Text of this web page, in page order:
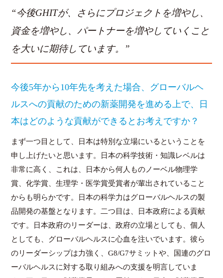
“今後GHITが、さらにプロジェクトを増やし、
資金を増やし、パートナーを増やしていくこと
を大いに期待しています。”
今後5年から10年先を考えた場合、グローバルヘ
ルスへの貢献のための新薬開発を進める上で、日
本はどのような貢献ができるとお考えですか？
まず一つ目として、日本は特別な立場にいるということを
申し上げたいと思います。日本の科学技術・知識レベルは
非常に高く、これは、日本から何人ものノーベル物理学
賞、化学賞、生理学・医学賞受賞者が輩出されていること
からも明らかです。日本の科学力はグローバルヘルスの製
品開発の基盤となります。二つ目は、日本政府による貢献
です。日本政府のリーダーは、政府の立場としても、個人
としても、グローバルヘルスに心血を注いでいます。彼ら
のリーダーシップは力強く、G8/G7サミットや、国連のグロ
ーバルヘルスに対する取り組みへの支援を明言していま